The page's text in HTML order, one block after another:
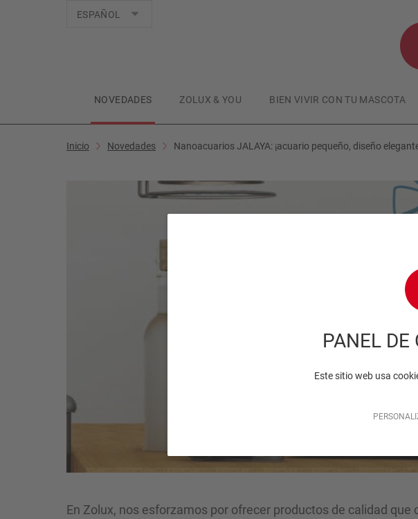
PANEL DE
Este sitio web usa
NOVEDADES ZOLUX & YOU BIEN VIVIR CON TU MASCOTA
Idiomas
ESPAÑOL
Inicio Novedades Nanoacuarios JALAYA: ¡acuario pequeño, diseño
En Zolux, nos esforzamos por ofrecer productos de calidad que